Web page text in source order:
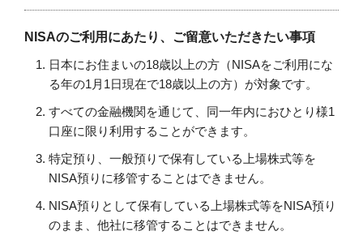
NISAのご利用にあたり、ご留意いただきたい事項
日本にお住まいの18歳以上の方（NISAをご利用にな
る年の1月1日現在で18歳以上の方）が対象です。
すべての金融機関を通じて、同一年内におひとり様1
口座に限り利用することができます。
特定預り、一般預りで保有している上場株式等を
NISA預りに移管することはできません。
NISA預りとして保有している上場株式等をNISA預り
のまま、他社に移管することはできません。